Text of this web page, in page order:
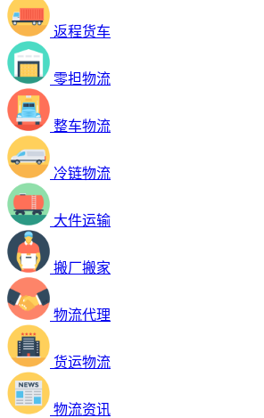
返程货车
零担物流
整车物流
冷链物流
大件运输
搬厂搬家
物流代理
货运物流
物流资讯